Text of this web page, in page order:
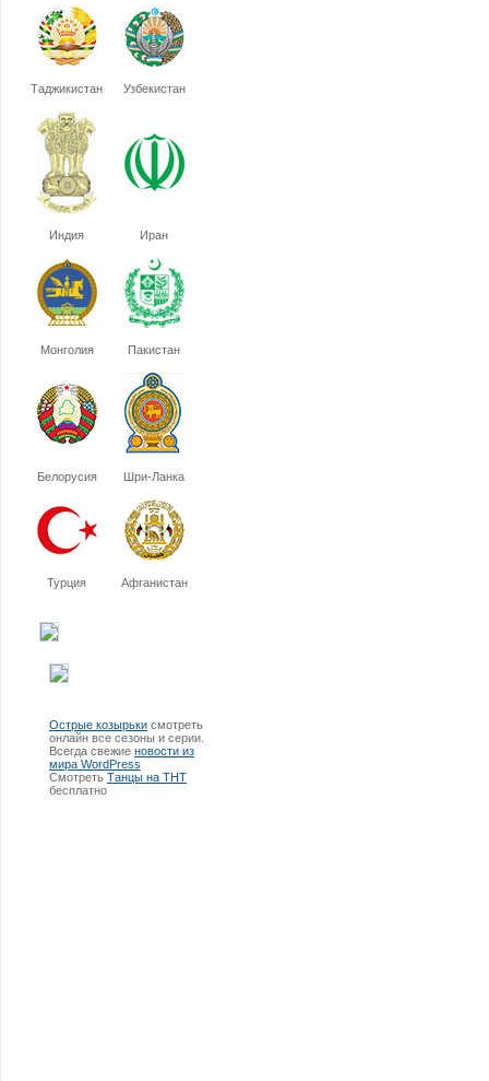
Таджикистан Узбекистан
Индия Иран
Монголия Пакистан
Белорусия Шри-Ланка
Турция Афганистан
Острые козырьки смотреть
онлайн все сезоны и серии.
Всегда свежие новости из
мира WordPress
Смотреть Танцы на ТНТ
бесплатно